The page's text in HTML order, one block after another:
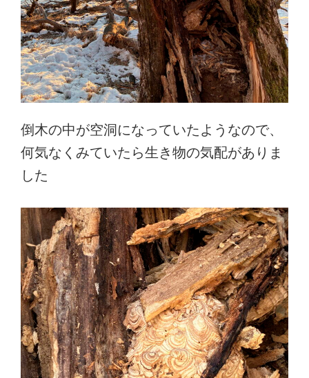
倒木の中が空洞になっていたようなので、
何気なくみていたら生き物の気配がありま
した